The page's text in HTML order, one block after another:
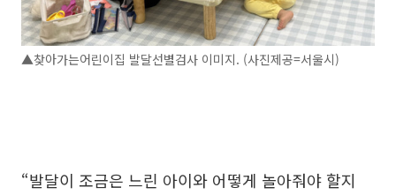
▲찾아가는어린이집 발달선별검사 이미지. (사진제공=서울시)
“발달이 조금은 느린 아이와 어떻게 놀아줘야 할지